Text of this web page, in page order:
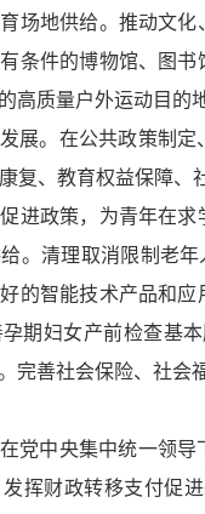
场地供给。推动文
条件的博物馆、图
高质量户外运动目的
发展。在公共政策制
复、教育权益保障、
进政策，为青年在
。清理取消限制老
的智能技术产品和
期妇女产前检查基
完善社会保险、社会
党中央集中统一领
挥财政转移支付促